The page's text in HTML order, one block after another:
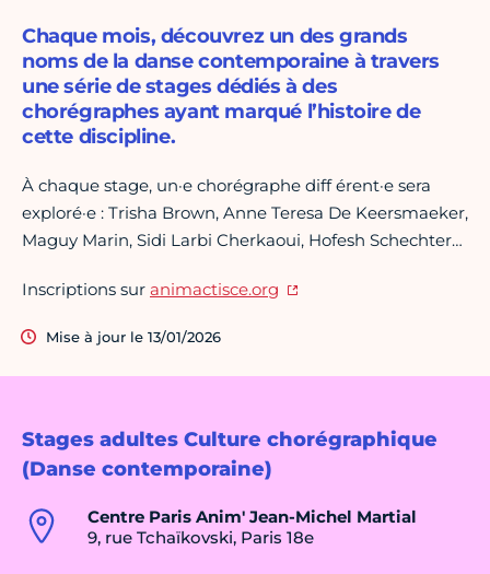
Stages adultes Culture chorégraphique
(Danse contemporaine)
Centre Paris Anim' Jean-Michel Martial
9, rue Tchaïkovski, Paris 18e
Chaque mois, découvrez un des grands
noms de la danse contemporaine à travers
une série de stages dédiés à des
chorégraphes ayant marqué l’histoire de
cette discipline.
À chaque stage, un·e chorégraphe diff érent·e sera
exploré·e : Trisha Brown, Anne Teresa De Keersmaeker,
Maguy Marin, Sidi Larbi Cherkaoui, Hofesh Schechter…
Inscriptions sur animactisce.org
Mise à jour le 13/01/2026